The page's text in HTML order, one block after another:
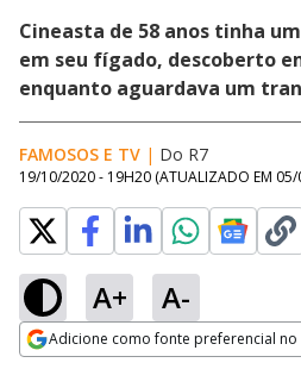
Cineasta de 58 anos tinha
em seu fígado, descoberto
enquanto aguardava um
FAMOSOS E TV | Do R7
19/10/2020 - 19H20 (ATUALIZADO EM 05/
A+ A-
Adicione como fonte preferencial no